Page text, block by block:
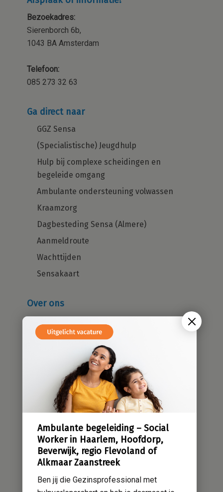
Ambulante begeleiding – Social
Worker in Haarlem, Hoofdorp,
Beverwijk, regio Flevoland of
Alkmaar Zaanstreek
Ben jij die Gezinsprofessional met
MBO
Naam opleiding:
Ja
Nee
Ik heb mijn SKJ*:
Ja
Dienstverband:
Loondienst*:
ZZP*:
Ja
Nee
Heb je een rijbewijs*:
Ja
Nee
Bezoekadres:
Sierenborch 6b,
1043 BA Amsterdam
Telefoon:
085 273 32 63
Ga direct naar
GGZ Sensa
(Specialistische) Jeugdhulp
Hulp bij complexe scheidingen en
begeleide omgang
Ambulante ondersteuning volwassen
Kraamzorg
Dagbesteding Sensa (Almere)
Aanmeldroute
Wachttijden
Sensakaart
Over ons
Cliëntenraad
Kwaliteitsbeleid
Sensatieve methodiek
Groene zorg
Stichting Sensa
Contact